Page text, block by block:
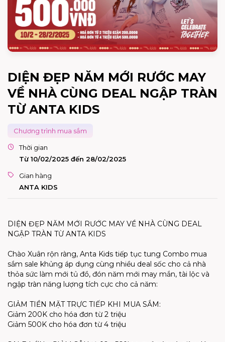
DIỆN ĐẸP NĂM MỚI RƯỚC MAY
VỀ NHÀ CÙNG DEAL NGẬP TRÀN
TỪ ANTA KIDS
Chương trình mua sắm
Thời gian
Từ 10/02/2025 đến 28/02/2025
Gian hàng
ANTA KIDS
DIỆN ĐẸP NĂM MỚI RƯỚC MAY VỀ NHÀ CÙNG DEAL
NGẬP TRÀN TỪ ANTA KIDS
Chào Xuân rộn ràng, Anta Kids tiếp tục tung Combo mua
sắm sale khủng áp dụng cùng nhiều deal sốc cho cả nhà
thỏa sức làm mới tủ đồ, đón năm mới may mắn, tài lộc và
ngập tràn năng lượng tích cực cho cả năm:
GIẢM TIỀN MẶT TRỰC TIẾP KHI MUA SẮM:
Giảm 200K cho hóa đơn từ 2 triệu
Giảm 500K cho hóa đơn từ 4 triệu